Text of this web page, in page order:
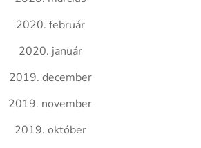
2020. február
2020. január
2019. december
2019. november
2019. október